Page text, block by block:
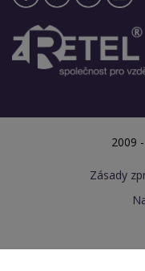
2009
Zásady